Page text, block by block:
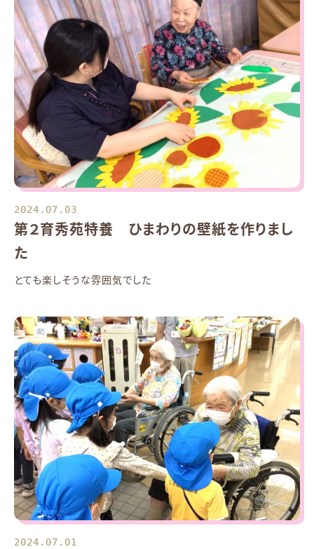
2024.07.03
第２育秀苑特養 ひまわりの壁紙を作りまし
た
とても楽しそうな雰囲気でした
2024.07.01